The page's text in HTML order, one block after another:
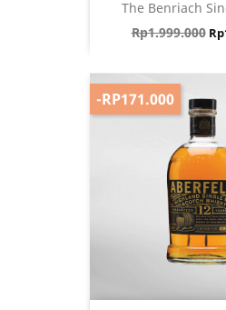
The Benriach
Harga biasa
Rp1.999.000
-RP171.000